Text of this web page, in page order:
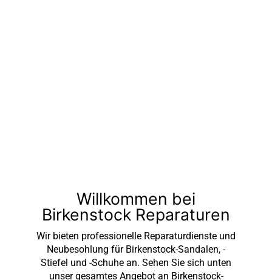
Willkommen bei
Birkenstock Reparaturen
Wir bieten professionelle Reparaturdienste und
Neubesohlung für Birkenstock-Sandalen, -
Stiefel und -Schuhe an. Sehen Sie sich unten
unser gesamtes Angebot an Birkenstock-